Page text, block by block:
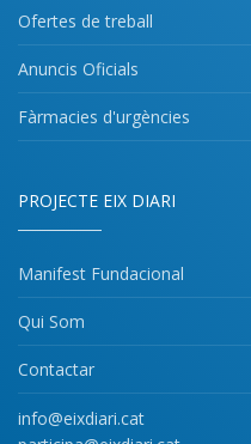
Ofertes de treball
Anuncis Oficials
Fàrmacies d'urgències
PROJECTE EIX DIARI
Manifest Fundacional
Qui Som
Contactar
info@eixdiari.cat